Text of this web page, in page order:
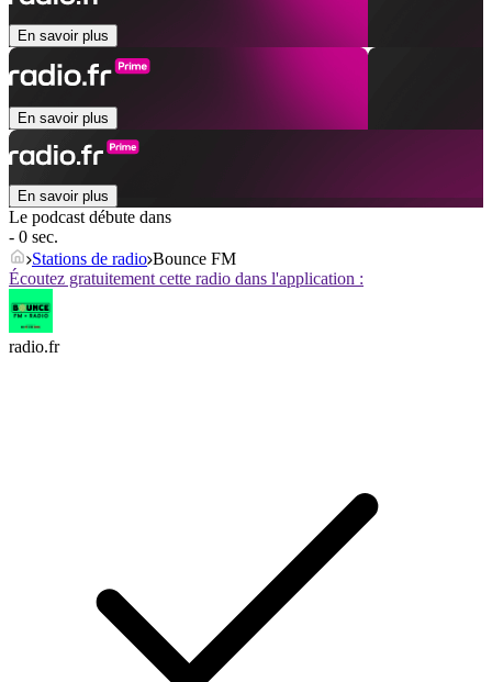
En savoir plus
En savoir plus
En savoir plus
Le podcast débute dans
- 0 sec.
Stations de radio Bounce FM
Écoutez gratuitement cette radio dans l'application :
radio.fr